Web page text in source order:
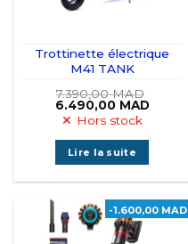
Trottinette électrique
M41 TANK
7.390,00MAD
Le
prix
initial
était :
7.390,00 MAD.
6.490,00 MADLe
est :
Hors stock
Lire la suite
-1.600,00 MAD